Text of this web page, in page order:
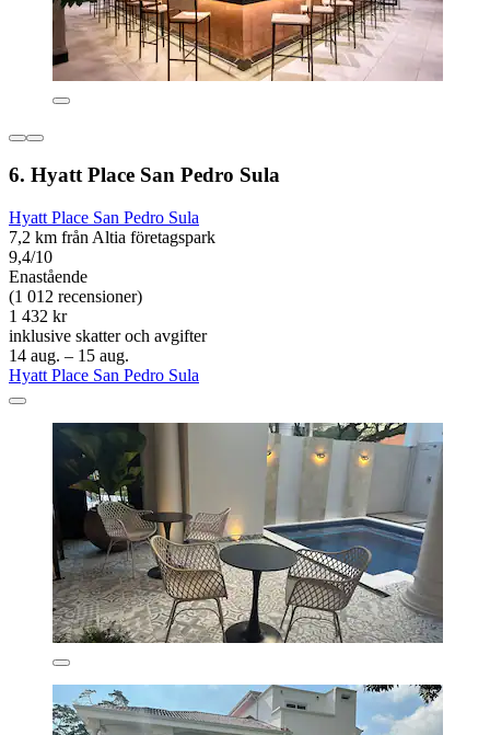
6. Hyatt Place San Pedro Sula
Hyatt Place San Pedro Sula
7,2 km från Altia företagspark
9,4/10
Enastående
(1 012 recensioner)
1 432 kr
inklusive skatter och avgifter
14 aug. – 15 aug.
Hyatt Place San Pedro Sula